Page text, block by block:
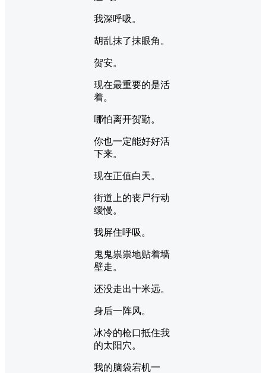
我深呼吸。
胡乱抹了抹眼角。
贺安。
现在最重要的是活
着。
哪怕离开贺勤。
你也一定能好好活
下来。
现在正值白天。
街道上的丧尸行动
缓慢。
我屏住呼吸。
鬼鬼祟祟地贴着墙
壁走。
还没走出十米远。
身后一阵风。
冰冷的枪口抵住我
的太阳穴。
我的脑袋宕机一